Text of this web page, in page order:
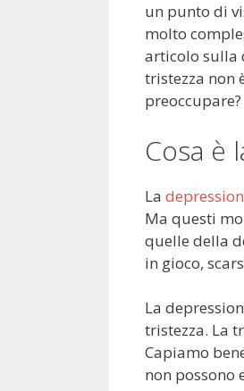
un punto di
molto
articolo sulla
tristezza non
preoccupare?
Cosa è
La
Ma questi
quelle della
in gioco,
La
tristezza. La
Capiamo
non possono